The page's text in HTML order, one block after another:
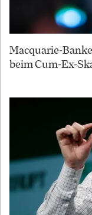
Macquarie-
beim Cum-Ex-